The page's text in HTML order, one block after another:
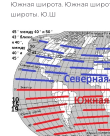
Южная широта. Южная
широты. Ю.Ш